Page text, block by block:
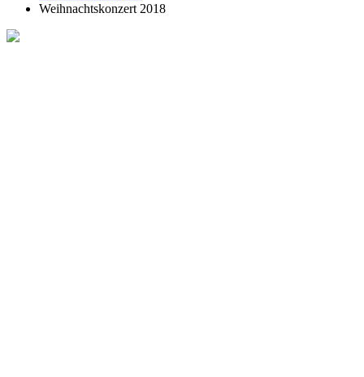
Weihnachtskonzert 2018